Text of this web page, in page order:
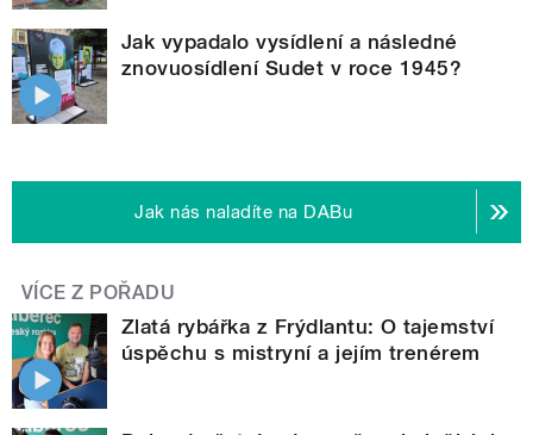
Jak vypadalo vysídlení a následné
znovuosídlení Sudet v roce 1945?
Jak nás naladíte na DABu
VÍCE Z POŘADU
Zlatá rybářka z Frýdlantu: O tajemství
úspěchu s mistryní a jejím trenérem